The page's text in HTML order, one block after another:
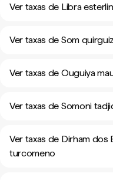
Ver taxas de Libra
Ver taxas de Som
Ver taxas de Ouguiya
Ver taxas de Somoni
Ver taxas de Dirham dos
turcomeno